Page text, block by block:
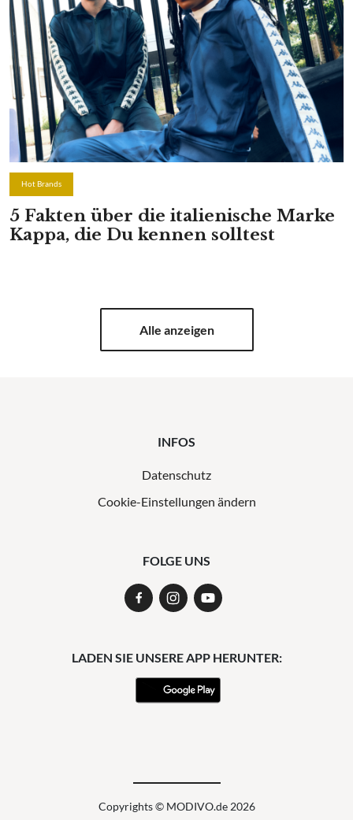
Hot Brands
5 Fakten über die italienische Marke
Kappa, die Du kennen solltest
Alle anzeigen
INFOS
Datenschutz
Cookie-Einstellungen ändern
FOLGE UNS
LADEN SIE UNSERE APP HERUNTER:
Copyrights © MODIVO.de 2026